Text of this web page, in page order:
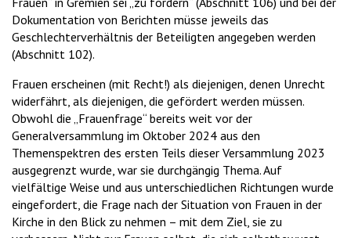
Dokumentation von Berichten müsse jeweils das
Geschlechterverhältnis der Beteiligten angegeben werden
(Abschnitt 102).
Frauen erscheinen (mit Recht!) als diejenigen, denen Unrecht
widerfährt, als diejenigen, die gefördert werden müssen.
Obwohl die „Frauenfrage“ bereits weit vor der
Generalversammlung im Oktober 2024 aus den
Themenspektren des ersten Teils dieser Versammlung 2023
ausgegrenzt wurde, war sie durchgängig Thema. Auf
vielfältige Weise und aus unterschiedlichen Richtungen wurde
eingefordert, die Frage nach der Situation von Frauen in der
Kirche in den Blick zu nehmen – mit dem Ziel, sie zu